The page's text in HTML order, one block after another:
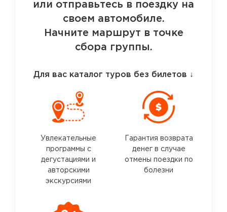
или отправьтесь в поездку на
своем автомобиле.
Начните маршрут в точке
сбора группы.
Для вас каталог туров без билетов ↓
Увлекательные
программы с
дегустациями и
авторскими
экскурсиями
Гарантия возврата
денег в случае
отмены поездки по
болезни